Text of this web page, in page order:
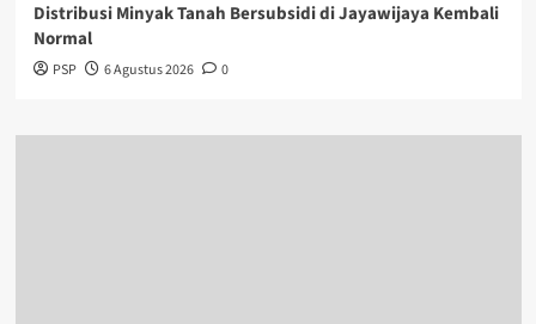
Distribusi Minyak Tanah Bersubsidi di Jayawijaya Kembali
Normal
PSP 6 Agustus 2026 0